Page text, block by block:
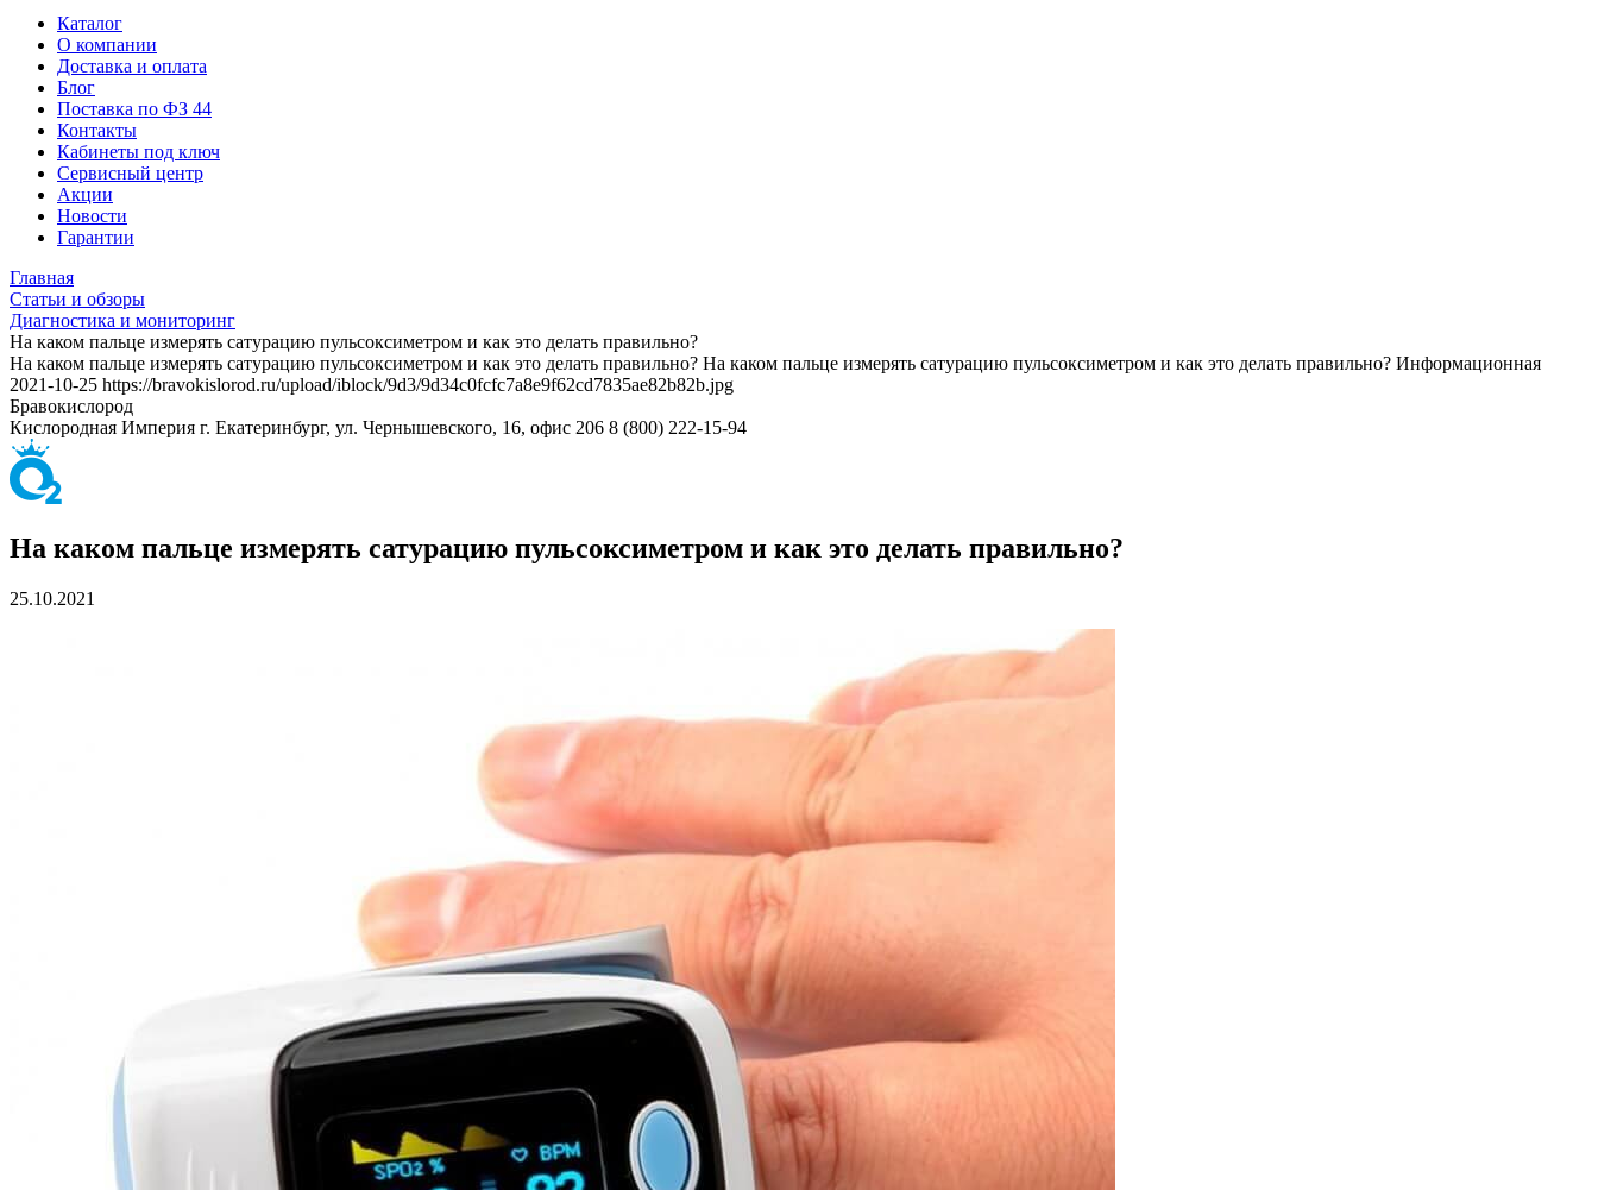
Каталог
О компании
Доставка и оплата
Блог
Поставка по ФЗ 44
Контакты
Кабинеты под ключ
Сервисный центр
Акции
Новости
Гарантии
Главная
Статьи и обзоры
Диагностика и мониторинг
На каком пальце измерять сатурацию пульсоксиметром и как это делать правильно?
На каком пальце измерять сатурацию пульсоксиметром и как это делать правильно? На каком пальце измерять сатурацию пульсоксиметром и как это делать правильно? Информационная
2021-10-25 https://bravokislorod.ru/upload/iblock/9d3/9d34c0fcfc7a8e9f62cd7835ae82b82b.jpg
Бравокислород
Кислородная Империя г. Екатеринбург, ул. Чернышевского, 16, офис 206 8 (800) 222-15-94
На каком пальце измерять сатурацию пульсоксиметром и как это делать правильно?
25.10.2021